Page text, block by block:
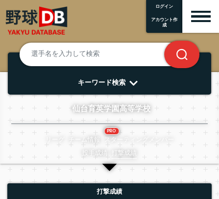
ログイン
アカウント作
成
キーワード検索
仙台育英学園高等学校
チーム情報
PRO
スターティングメンバー
投手成績 打撃成績
打撃成績